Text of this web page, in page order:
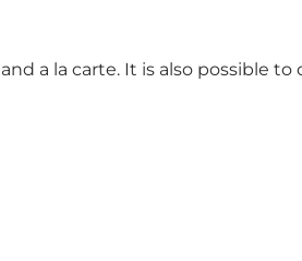
a la carte. It is also possible